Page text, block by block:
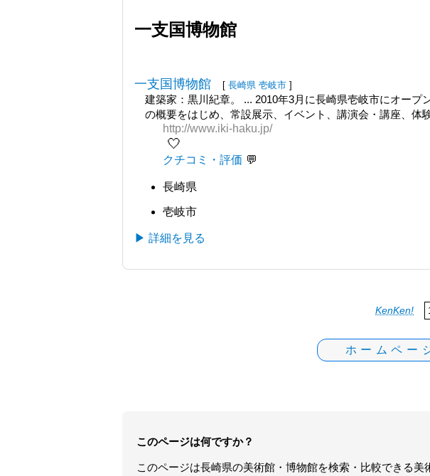
一支国博物館
一支国博物館 [ 長崎県 壱岐市 ]
建築家：黒川紀章。 ... 2010年3月に長崎県壱岐市にオー
の概要をはじめ、常設展示、イベント、講演会・講座、体
http://www.iki-haku.jp/
🤍
クチコミ・評価
長崎県
壱岐市
▶ 詳細を見る
KenKen!
ホームペー
このページは何ですか？
このページは長崎県の美術館・博物館を検索・比較できる美